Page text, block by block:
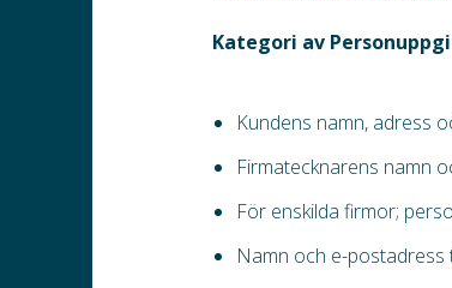
Kategori av
Kundens namn, adress
Firmatecknarens namn
För enskilda firmor;
Namn och e-